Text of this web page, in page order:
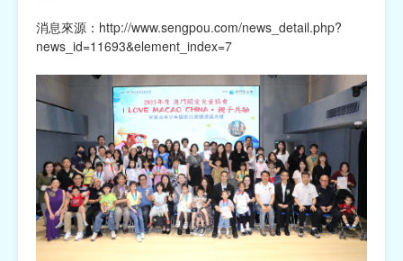
消息來源： http://www.sengpou.com/news_detail.php?
news_id=11693&element_index=7